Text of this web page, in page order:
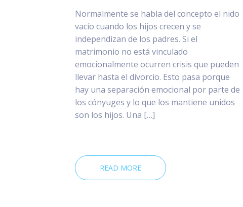
Normalmente se habla del concepto el nido
vacío cuando los hijos crecen y se
independizan de los padres. Si el
matrimonio no está vinculado
emocionalmente ocurren crisis que pueden
llevar hasta el divorcio. Esto pasa porque
hay una separación emocional por parte de
los cónyuges y lo que los mantiene unidos
son los hijos. Una […]
READ MORE